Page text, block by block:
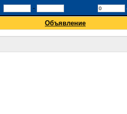
-
Объявление